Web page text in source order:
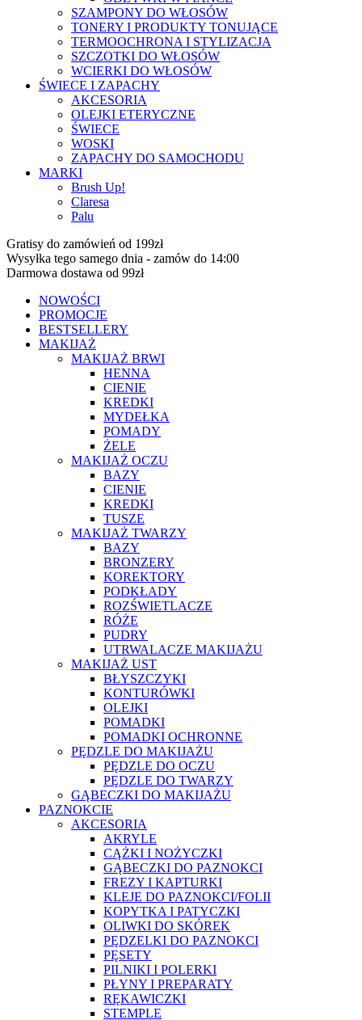
SZAMPONY DO WŁOSÓW
TONERY I PRODUKTY TONUJĄCE
TERMOOCHRONA I STYLIZACJA
SZCZOTKI DO WŁOSÓW
WCIERKI DO WŁOSÓW
ŚWIECE I ZAPACHY
AKCESORIA
OLEJKI ETERYCZNE
ŚWIECE
WOSKI
ZAPACHY DO SAMOCHODU
MARKI
Brush Up!
Claresa
Palu
Gratisy do zamówień od 199zł
Wysyłka tego samego dnia - zamów do 14:00
Darmowa dostawa od 99zł
NOWOŚCI
PROMOCJE
BESTSELLERY
MAKIJAŻ
MAKIJAŻ BRWI
HENNA
CIENIE
KREDKI
MYDEŁKA
POMADY
ŻELE
MAKIJAŻ OCZU
BAZY
CIENIE
KREDKI
TUSZE
MAKIJAŻ TWARZY
BAZY
BRONZERY
KOREKTORY
PODKŁADY
ROZŚWIETLACZE
RÓŻE
PUDRY
UTRWALACZE MAKIJAŻU
MAKIJAŻ UST
BŁYSZCZYKI
KONTURÓWKI
OLEJKI
POMADKI
POMADKI OCHRONNE
PĘDZLE DO MAKIJAŻU
PĘDZLE DO OCZU
PĘDZLE DO TWARZY
GĄBECZKI DO MAKIJAŻU
PAZNOKCIE
AKCESORIA
AKRYLE
CĄŻKI I NOŻYCZKI
GĄBECZKI DO PAZNOKCI
FREZY I KAPTURKI
KLEJE DO PAZNOKCI/FOLII
KOPYTKA I PATYCZKI
OLIWKI DO SKÓREK
PĘDZELKI DO PAZNOKCI
PĘSETY
PILNIKI I POLERKI
PŁYNY I PREPARATY
RĘKAWICZKI
STEMPLE